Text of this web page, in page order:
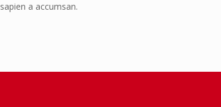
sapien a accumsan.